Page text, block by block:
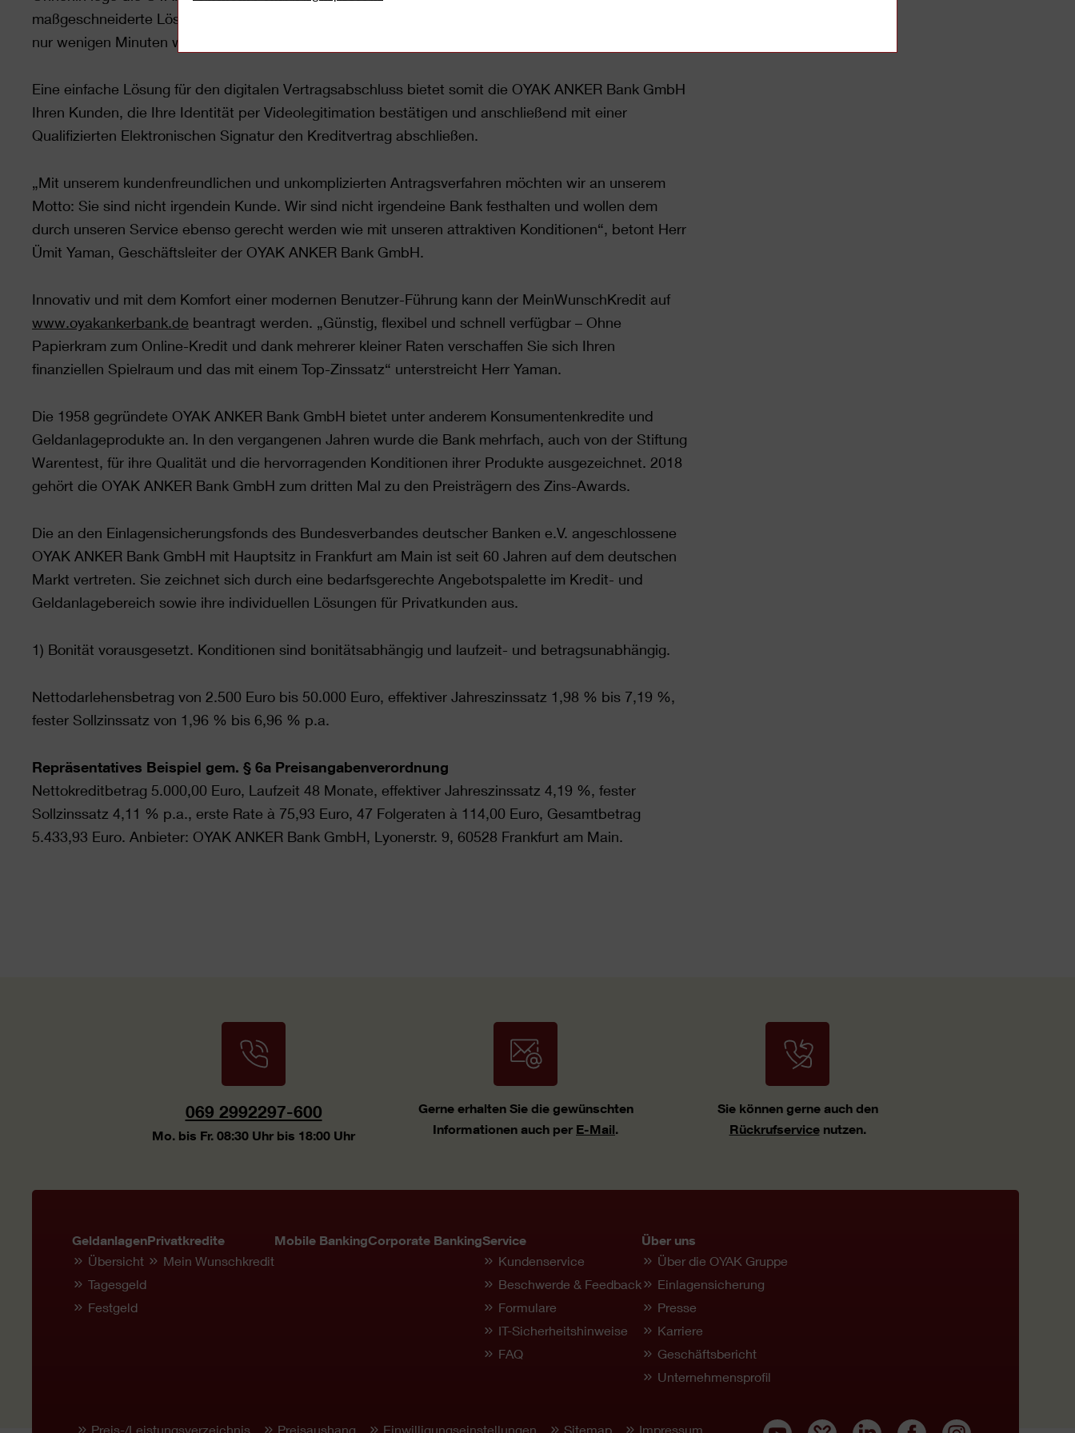
maßgeschneiderte Lösungen - wie einen sicheren und zeitgemäßen digitalen Vertragsabschluss in
nur wenigen Minuten welches erheblich den Kreditprozess verkürzt.
Eine einfache Lösung für den digitalen Vertragsabschluss bietet somit die OYAK ANKER Bank GmbH
Ihren Kunden, die Ihre Identität per Videolegitimation bestätigen und anschließend mit einer
Qualifizierten Elektronischen Signatur den Kreditvertrag abschließen.
„Mit unserem kundenfreundlichen und unkomplizierten Antragsverfahren möchten wir an unserem
Motto: Sie sind nicht irgendein Kunde. Wir sind nicht irgendeine Bank festhalten und wollen dem
durch unseren Service ebenso gerecht werden wie mit unseren attraktiven Konditionen“, betont Herr
Ümit Yaman, Geschäftsleiter der OYAK ANKER Bank GmbH.
Innovativ und mit dem Komfort einer modernen Benutzer-Führung kann der MeinWunschKredit auf
www.oyakankerbank.de beantragt werden. „Günstig, flexibel und schnell verfügbar – Ohne
Papierkram zum Online-Kredit und dank mehrerer kleiner Raten verschaffen Sie sich Ihren
finanziellen Spielraum und das mit einem Top-Zinssatz“ unterstreicht Herr Yaman.
Die 1958 gegründete OYAK ANKER Bank GmbH bietet unter anderem Konsumentenkredite und
Geldanlageprodukte an. In den vergangenen Jahren wurde die Bank mehrfach, auch von der Stiftung
Warentest, für ihre Qualität und die hervorragenden Konditionen ihrer Produkte ausgezeichnet. 2018
gehört die OYAK ANKER Bank GmbH zum dritten Mal zu den Preisträgern des Zins-Awards.
Die an den Einlagensicherungsfonds des Bundesverbandes deutscher Banken e.V. angeschlossene
OYAK ANKER Bank GmbH mit Hauptsitz in Frankfurt am Main ist seit 60 Jahren auf dem deutschen
Markt vertreten. Sie zeichnet sich durch eine bedarfsgerechte Angebotspalette im Kredit- und
Geldanlagebereich sowie ihre individuellen Lösungen für Privatkunden aus.
1) Bonität vorausgesetzt. Konditionen sind bonitätsabhängig und laufzeit- und betragsunabhängig.
Nettodarlehensbetrag von 2.500 Euro bis 50.000 Euro, effektiver Jahreszinssatz 1,98 % bis 7,19 %,
fester Sollzinssatz von 1,96 % bis 6,96 % p.a.
Repräsentatives Beispiel gem. § 6a Preisangabenverordnung
Nettokreditbetrag 5.000,00 Euro, Laufzeit 48 Monate, effektiver Jahreszinssatz 4,19 %, fester
Sollzinssatz 4,11 % p.a., erste Rate à 75,93 Euro, 47 Folgeraten à 114,00 Euro, Gesamtbetrag
5.433,93 Euro. Anbieter: OYAK ANKER Bank GmbH, Lyonerstr. 9, 60528 Frankfurt am Main.
069 2992297-600
Mo. bis Fr. 08:30 Uhr bis 18:00 Uhr
Gerne erhalten Sie die gewünschten
Informationen auch per E-Mail.
Sie können gerne auch den
Rückrufservicenutzen.
Geldanlagen
Übersicht
Tagesgeld
Festgeld
Privatkredite
Mein Wunschkredit
Mobile BankingCorporate BankingService
Kundenservice
Beschwerde & Feedback
Formulare
IT-Sicherheitshinweise
FAQ
Über uns
Über die OYAK Gruppe
Einlagensicherung
Presse
Karriere
Geschäftsbericht
Unternehmensprofil
Preis-/Leistungsverzeichnis Preisaushang Einwilligungseinstellungen Sitemap Impressum